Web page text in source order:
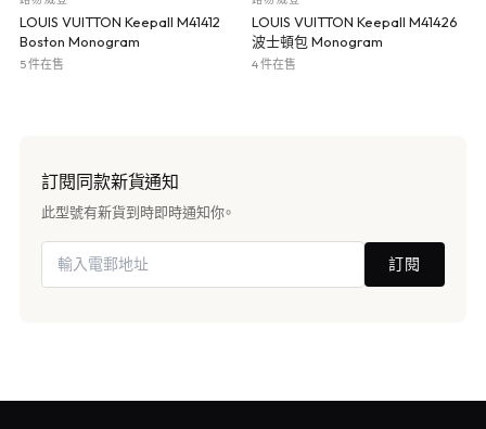
LOUIS VUITTON Keepall M41412
Boston Monogram
5 件在售
LOUIS VUITTON Keepall M41426
波士頓包 Monogram
4 件在售
訂閱同款新貨通知
此型號有新貨到時即時通知你。
訂閱